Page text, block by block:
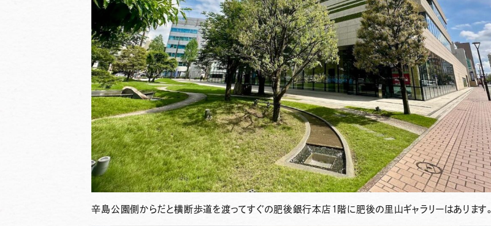
辛島公園側からだと横断歩道を渡ってすぐの肥後銀行本店1階に肥後の里山ギャラリーはあります。